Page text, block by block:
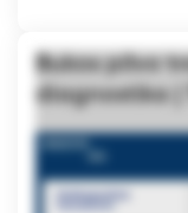
Bukos pilvo
diagnostika |